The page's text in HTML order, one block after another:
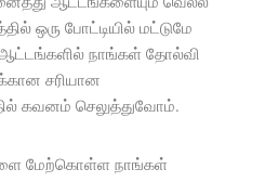
ஒரு போட்டியில் மட்டுமே
நாங்கள் தோல்வி
சரியான
கவனம் செலுத்துவோம்.
மேற்கொள்ள நாங்கள்